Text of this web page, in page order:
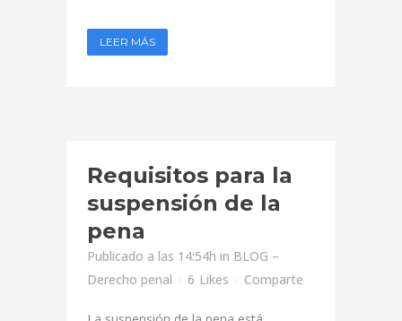
LEER MÁS
Requisitos para la
suspensión de la
pena
Publicado a las 14:54h in BLOG –
Derecho penal
6 Likes Comparte